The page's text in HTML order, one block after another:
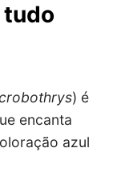
tudo
) é
encanta
azul